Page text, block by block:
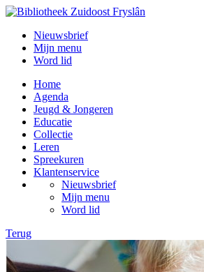
Nieuwsbrief
Mijn menu
Word lid
Home
Agenda
Jeugd & Jongeren
Educatie
Collectie
Leren
Spreekuren
Klantenservice
Nieuwsbrief
Mijn menu
Word lid
Terug